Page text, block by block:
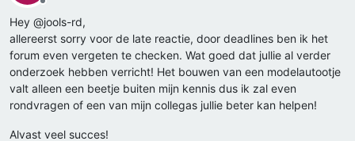
Offline
Hey @jools-rd,
allereerst sorry voor de late reactie, door deadlines ben ik het
forum even vergeten te checken. Wat goed dat jullie al verder
onderzoek hebben verricht! Het bouwen van een modelautootje
valt alleen een beetje buiten mijn kennis dus ik zal even
rondvragen of een van mijn collegas jullie beter kan helpen!
Alvast veel succes!